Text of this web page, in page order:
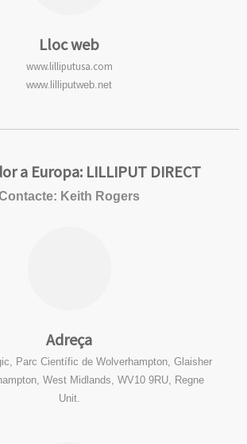
Lloc web
www.lilliputusa.com
www.lilliputweb.net
a Europa: LILLIPUT DIRECT
Keith Rogers
Adreça
Parc Científic de Wolverhampton, Glaisher
West Midlands, WV10 9RU, Regne
Unit.